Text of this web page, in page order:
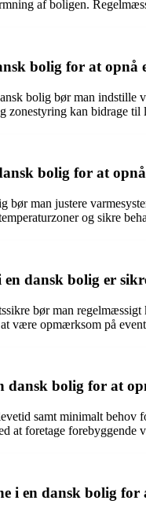
af boligen.
bolig for at opnå
bolig bør man
zonestyring kan bidrage
bolig for at
man justere
og sikre
dansk bolig er
bør man
opmærksom på
dansk bolig for at
samt minimalt
at foretage
i en dansk bolig